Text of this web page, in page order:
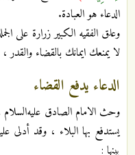
الدعاء هو العبادة.
وعلق الفقيه الكبير زرارة على
لا يمنعك ايمانك بالقضاء والقدر
الدعاء يدفع القضاء
وحث الامام الصادق عليه‌السلام
يستدفع بها البلاء ، وقد أدلى
بينها :